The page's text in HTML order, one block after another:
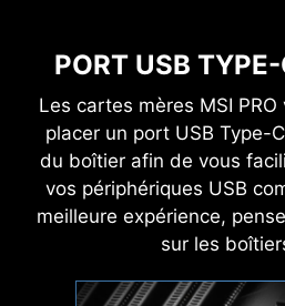
* Assurez-vous de retirer
quand vous installez la
PORT USB
Les cartes mères MSI
placer un port USB Type-
du boîtier afin de vous
vos périphériques USB
meilleure expérience,
sur les
EXPO (EXTENDED